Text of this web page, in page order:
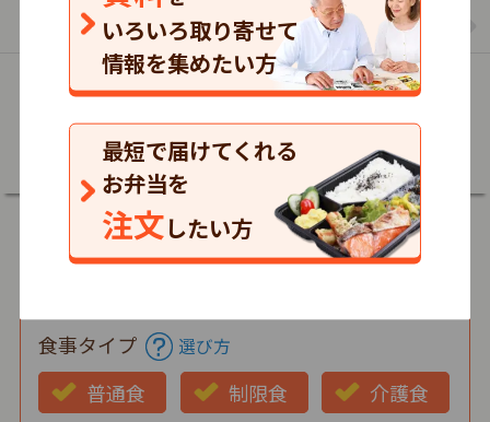
いろいろ取り寄せて
情報を集めたい方
最短で届けてくれる
お弁当を
注文したい方
まごころケア食のお弁当の一覧を見る
詳細
食事タイプ 選び方
普通食 制限食
介護食